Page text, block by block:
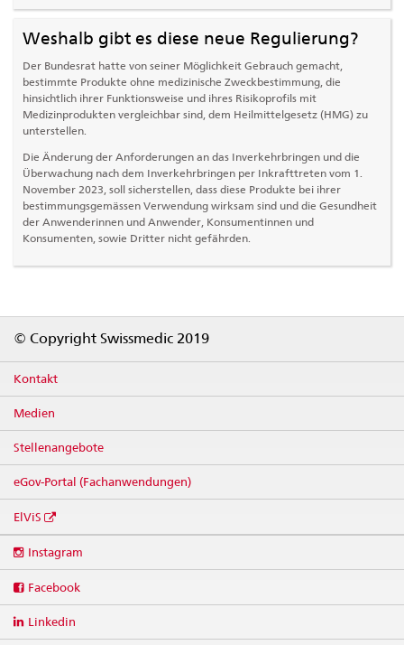
Weshalb gibt es diese neue Regulierung?
Der Bundesrat hatte von seiner Möglichkeit Gebrauch gemacht,
bestimmte Produkte ohne medizinische Zweckbestimmung, die
hinsichtlich ihrer Funktionsweise und ihres Risikoprofils mit
Medizinprodukten vergleichbar sind, dem Heilmittelgesetz (HMG) zu
unterstellen.
Die Änderung der Anforderungen an das Inverkehrbringen und die
Überwachung nach dem Inverkehrbringen per Inkrafttreten vom 1.
November 2023, soll sicherstellen, dass diese Produkte bei ihrer
bestimmungsgemässen Verwendung wirksam sind und die Gesundheit
der Anwenderinnen und Anwender, Konsumentinnen und
Konsumenten, sowie Dritter nicht gefährden.
© Copyright Swissmedic 2019
Kontakt
Medien
Stellenangebote
eGov-Portal (Fachanwendungen)
ElViS
media
Instagram
Facebook
Linkedin